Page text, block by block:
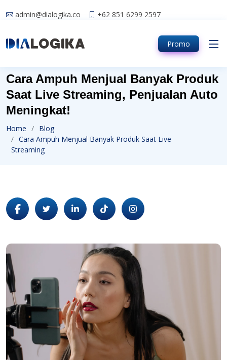
admin@dialogika.co +62 851 6299 2597
Promo
Cara Ampuh Menjual Banyak Produk
Saat Live Streaming, Penjualan Auto
Meningkat!
Home
Blog
Cara Ampuh Menjual Banyak Produk Saat Live
Streaming